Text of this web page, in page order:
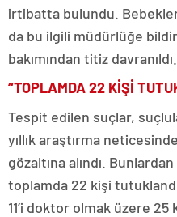
irtibatta bulundu.
da bu ilgili müdürlüğe
bakımından titiz davranıldı.
“TOPLAMDA 22 KİŞİ
Tespit edilen suçlar,
yıllık araştırma
gözaltına alındı.
toplamda 22 kişi
11’i doktor olmak üzere